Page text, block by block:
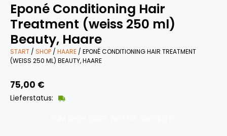
Eponé Conditioning Hair
Treatment (weiss 250 ml)
Beauty, Haare
START / SHOP / HAARE / EPONÉ CONDITIONING HAIR TREATMENT
(WEISS 250 ML) BEAUTY, HAARE
75,00 €
Lieferstatus: